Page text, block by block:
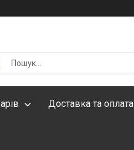
Доставка та оплата